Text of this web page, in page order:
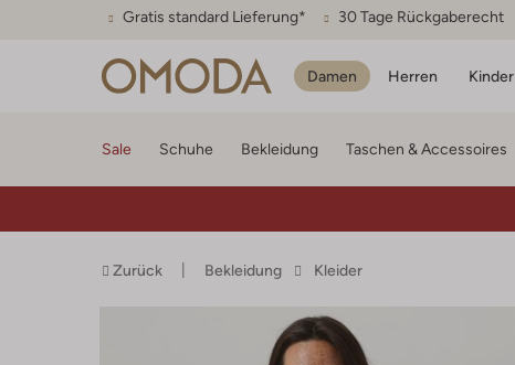
Gratis standard Lieferung* 30 Tage Rückgaberecht
Damen Herren Kinder
Sale Schuhe Bekleidung Taschen & Accessoires
Zurück Bekleidung Kleider